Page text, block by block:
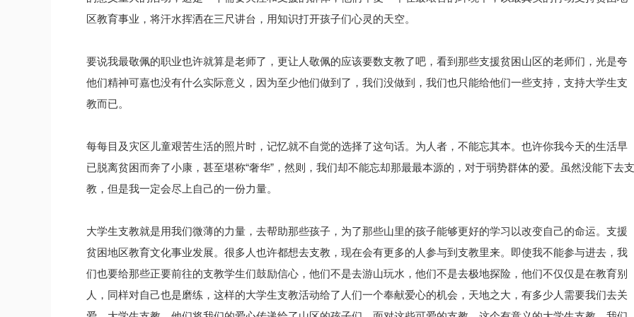
区教育事业，将汗水挥洒在三尺讲台，用知识打开孩子们心灵的天空。
要说我最敬佩的职业也许就算是老师了，更让人敬佩的应该要数支教了吧，看到那些支援贫困山区的老师们，光是夸
他们精神可嘉也没有什么实际意义，因为至少他们做到了，我们没做到，我们也只能给他们一些支持，支持大学生支
教而已。
每每目及灾区儿童艰苦生活的照片时，记忆就不自觉的选择了这句话。为人者，不能忘其本。也许你我今天的生活早
已脱离贫困而奔了小康，甚至堪称“奢华”，然则，我们却不能忘却那最最本源的，对于弱势群体的爱。虽然没能下去支
教，但是我一定会尽上自己的一份力量。
大学生支教就是用我们微薄的力量，去帮助那些孩子，为了那些山里的孩子能够更好的学习以改变自己的命运。支援
贫困地区教育文化事业发展。很多人也许都想去支教，现在会有更多的人参与到支教里来。即使我不能参与进去，我
们也要给那些正要前往的支教学生们鼓励信心，他们不是去游山玩水，他们不是去极地探险，他们不仅仅是在教育别
人，同样对自己也是磨练，这样的大学生支教活动给了人们一个奉献爱心的机会，天地之大，有多少人需要我们去关